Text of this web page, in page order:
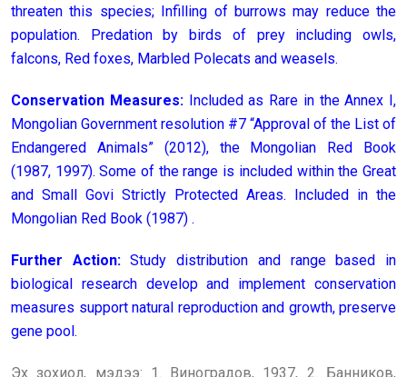
threaten this species; Infilling of burrows may reduce the
population. Predation by birds of prey including owls,
falcons, Red foxes, Marbled Polecats and weasels.
Conservation Measures: Included as Rare in the Annex I,
Mongolian Government resolution #7 “Approval of the List of
Endangered Animals” (2012), the Mongolian Red Book
(1987, 1997). Some of the range is included within the Great
and Small Govi Strictly Protected Areas. Included in the
Mongolian Red Book (1987) .
Further Action:Study distribution and range based in
biological research develop and implement conservation
measures support natural reproduction and growth, preserve
gene pool.
Эх зохиол, мэдээ: 1. Виноградов, 1937, 2. Банников,